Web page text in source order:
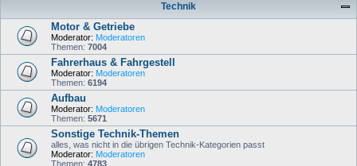
Technik
Motor & Getriebe
Moderator: Moderatoren
Themen: 7004
Fahrerhaus & Fahrgestell
Moderator: Moderatoren
Themen: 6194
Aufbau
Moderator: Moderatoren
Themen: 5671
Sonstige Technik-Themen
alles, was nicht in die übrigen Technik-Kategorien passt
Moderator: Moderatoren
Themen: 4783